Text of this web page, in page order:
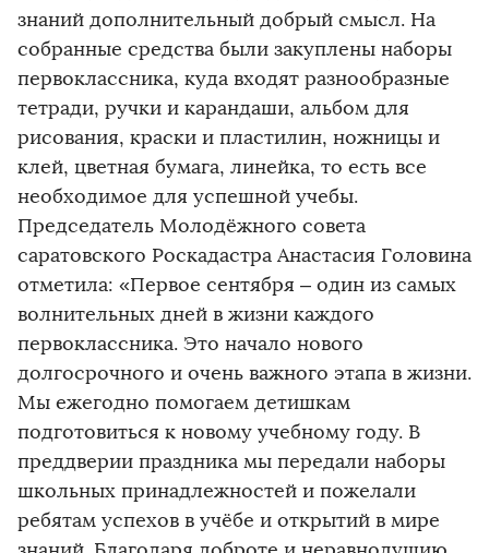
знаний дополнительный добрый смысл. На
собранные средства были закуплены наборы
первоклассника, куда входят разнообразные
тетради, ручки и карандаши, альбом для
рисования, краски и пластилин, ножницы и
клей, цветная бумага, линейка, то есть все
необходимое для успешной учебы.
Председатель Молодёжного совета
саратовского Роскадастра Анастасия Головина
отметила: «Первое сентября – один из самых
волнительных дней в жизни каждого
первоклассника. Это начало нового
долгосрочного и очень важного этапа в жизни.
Мы ежегодно помогаем детишкам
подготовиться к новому учебному году. В
преддверии праздника мы передали наборы
школьных принадлежностей и пожелали
ребятам успехов в учёбе и открытий в мире